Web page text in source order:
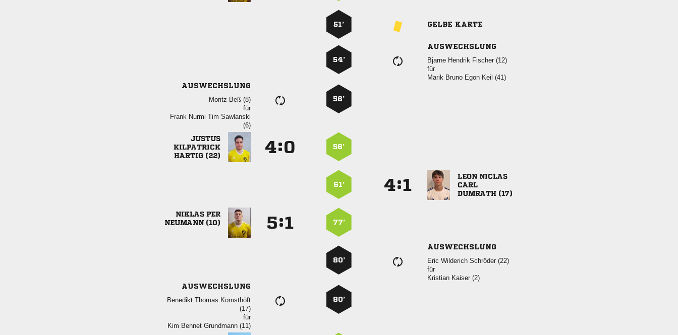
51’ GELBE KARTE
54’
AUSWECHSLUNG
   
für
    
AUSWECHSLUNG
  
für
   

56’


 
: 56’
61’ :
 

 
 
 
: 77’
80’
AUSWECHSLUNG
   
für
  
AUSWECHSLUNG
  

für
   
80’